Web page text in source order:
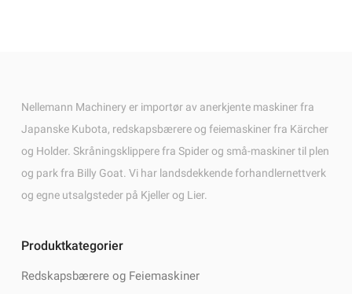
Nellemann Machinery er importør av anerkjente maskiner fra
Japanske Kubota, redskapsbærere og feiemaskiner fra Kärcher
og Holder. Skråningsklippere fra Spider og små-maskiner til plen
og park fra Billy Goat. Vi har landsdekkende forhandlernettverk
og egne utsalgsteder på Kjeller og Lier.
Produktkategorier
Redskapsbærere og Feiemaskiner